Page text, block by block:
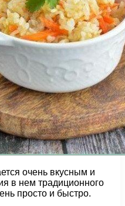
очень вкусным и
в нем традиционного
просто и быстро.